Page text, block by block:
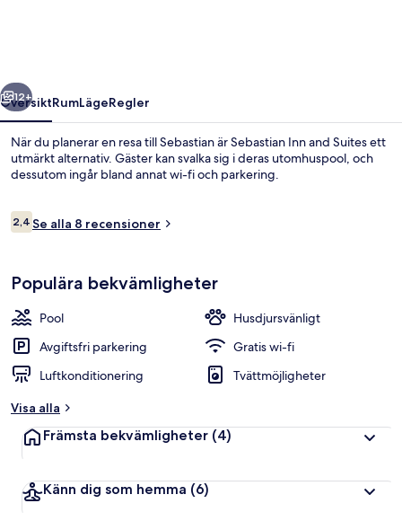
Boendeområde
Nästa
12+
ÖversiktRumLägeRegler
När du planerar en resa till Sebastian är Sebastian Inn and Suites ett
utmärkt alternativ. Gäster kan svalka sig i deras utomhuspool, och
dessutom ingår bland annat wi-fi och parkering.
Recensioner
2,42,4 av 10,
Se alla 8 recensioner
Populära bekvämligheter
Pool
Husdjursvänligt
Avgiftsfri parkering
Gratis wi-fi
Luftkonditionering
Tvättmöjligheter
Visa alla
Främsta bekvämligheter (4)
Känn dig som hemma (6)